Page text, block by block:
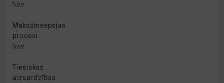
Nav
Maksātnespējas
procesi
Nav
Tiesiskās
aizsardzības